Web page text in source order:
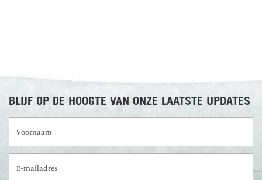
BLIJF OP DE HOOGTE VAN ONZE LAATSTE UPDATES